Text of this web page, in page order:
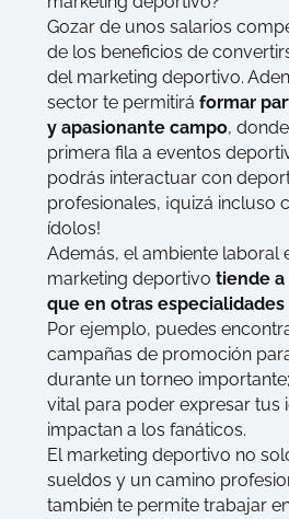
Gozar de unos salarios
de los beneficios de
del marketing deportivo.
sector te permitiráformar
y apasionante campo,
primera fila a eventos
podrás interactuar con
profesionales, ¡quizá incluso
ídolos!
Además, el ambiente laboral
marketing deportivotiende a
que en otras
Por ejemplo, puedes
campañas de promoción
durante un torneo
vital para poder expresar tus
impactan a los fanáticos.
El marketing deportivo no
sueldos y un camino
también te permite trabajar